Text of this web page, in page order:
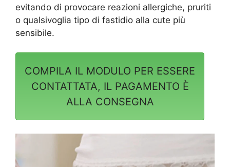
evitando di provocare reazioni allergiche, pruriti
o qualsivoglia tipo di fastidio alla cute più
sensibile.
COMPILA IL MODULO PER ESSERE
CONTATTATA, IL PAGAMENTO È
ALLA CONSEGNA